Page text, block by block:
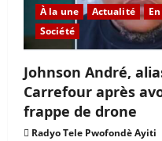
À la une Actualité
Société
Johnson André,
Carrefour après
frappe de drone
Radyo Tele Pwofondè Ayiti